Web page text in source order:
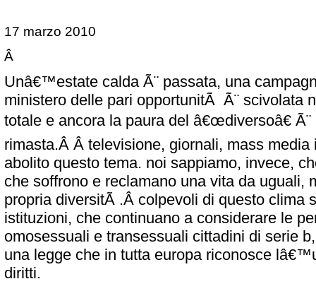
17 marzo 2010
Â
Unâ€™estate calda Ã¨ passata, una
ministero delle pari opportunitÃ Ã¨ scivolata
totale e ancora la paura del â€œdiversoâ€ Ã¨
rimasta.Â Â televisione, giornali, mass media
abolito questo tema. noi sappiamo, invece,
che soffrono e reclamano una vita da uguali,
propria diversitÃ .Â colpevoli di questo clima
istituzioni, che continuano a considerare le
omosessuali e transessuali cittadini di serie
una legge che in tutta europa riconosce
diritti.